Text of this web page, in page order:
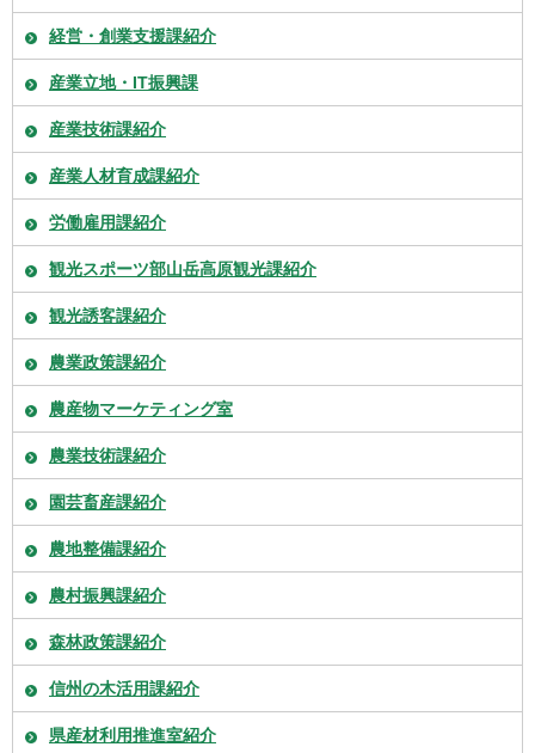
経営・創業支援課紹介
産業立地・IT振興課
産業技術課紹介
産業人材育成課紹介
労働雇用課紹介
観光スポーツ部山岳高原観光課紹介
観光誘客課紹介
農業政策課紹介
農産物マーケティング室
農業技術課紹介
園芸畜産課紹介
農地整備課紹介
農村振興課紹介
森林政策課紹介
信州の木活用課紹介
県産材利用推進室紹介